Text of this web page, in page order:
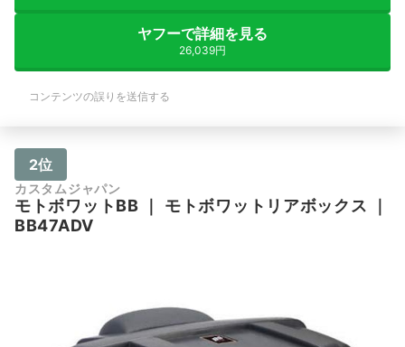
ヤフーで詳細を見る
26,039円
コンテンツの誤りを送信する
2位
カスタムジャパン
モトボワットBB ｜ モトボワットリアボックス ｜
BB47ADV